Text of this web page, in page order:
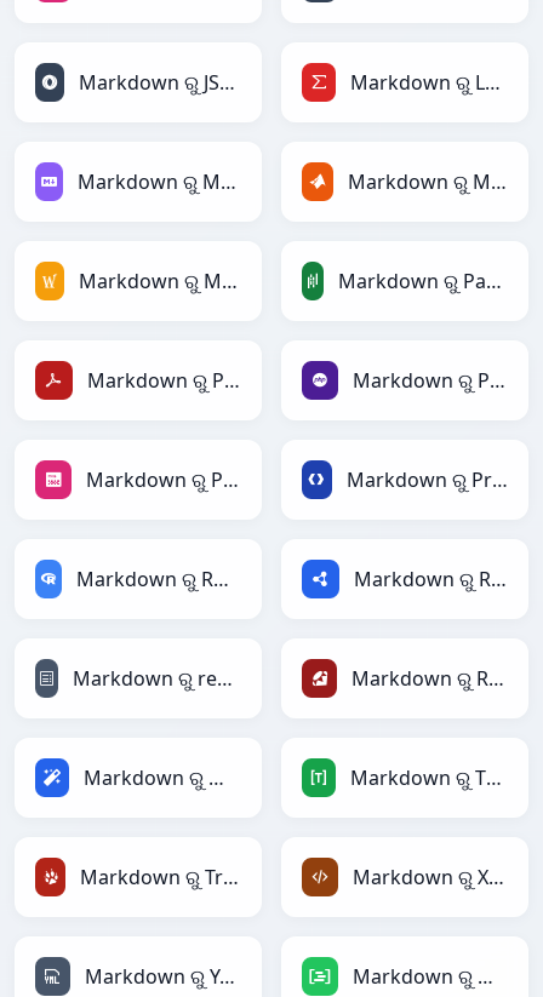
Markdown ରୁ JSONLines Markdown ରୁ LaTeX
Markdown ରୁ Markdown Markdown ରୁ MATLAB
Markdown ରୁ MediaWiki Markdown ରୁ PandasDataFrame
Markdown ରୁ PDF Markdown ରୁ PHP
Markdown ରୁ PNG Markdown ରୁ Protobuf
Markdown ରୁ RDataFrame Markdown ରୁ RDF
Markdown ରୁ reStructuredText Markdown ରୁ Ruby
Markdown ରୁ Magic Markdown ରୁ TOML
Markdown ରୁ TracWiki Markdown ରୁ XML
Markdown ରୁ YAML Markdown ରୁ DAX